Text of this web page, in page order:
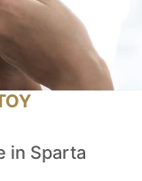
in Sparta